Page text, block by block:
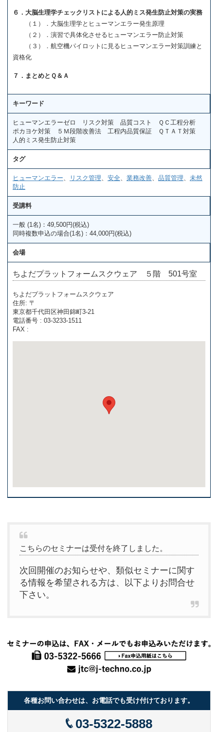
６．大脳生理学チェックリストによる人的ミス発生防止対策の実務
（１）．大脳生理学とヒューマンエラー発生原理
（２）．演習で具体化させるヒューマンエラー防止対策
（３）．航空機パイロットに見るヒューマンエラー対策訓練と
資格化
７．まとめとＱ＆Ａ
キーワード
ヒューマンエラーゼロ リスク対策 品質コスト ＱＣ工程分析
ポカヨケ対策 ５Ｍ段階改善法 工程内品質保証 ＱＴＡＴ対策
人的ミス発生防止対策
タグ
ヒューマンエラー リスク管理 安全 業務改善 品質管理
未然
防止
受講料
一般 (1名)：49,500円(税込)
同時複数申込の場合(1名)：44,000円(税込)
会場
ちよだプラットフォームスクウェア ５階 501号室
ちよだプラットフォームスクウェア
住所: 〒
東京都千代田区神田錦町3‐21
電話番号 : 03-3233-1511
FAX :
こちらのセミナーは受付を終了しました。
次回開催のお知らせや、類似セミナーに関す
る情報を希望される方は、以下よりお問合せ
下さい。
各種お問い合わせは、お電話でも受け付けております。
03-5322-5888